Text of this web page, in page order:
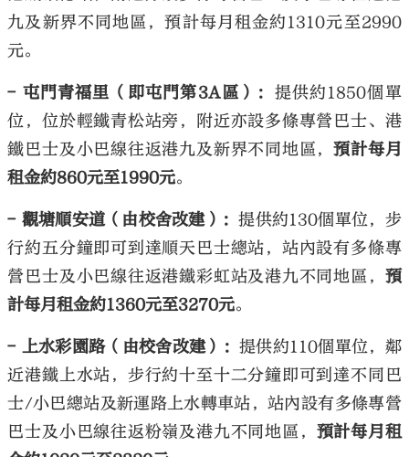
九及新界不同地區，預計每月租金約1310元至2990
元。
- 屯門青福里（即屯門第3A區）： 提供約1850個單
位，位於輕鐵青松站旁，附近亦設多條專營巴士、港
鐵巴士及小巴線往返港九及新界不同地區，預計每月
租金約860元至1990元。
- 觀塘順安道（由校舍改建）：提供約130個單位，步
行約五分鐘即可到達順天巴士總站，站內設有多條專
營巴士及小巴線往返港鐵彩虹站及港九不同地區， 預
計每月租金約1360元至3270元。
- 上水彩園路（由校舍改建）： 提供約110個單位，鄰
近港鐵上水站，步行約十至十二分鐘即可到達不同巴
士/小巴總站及新運路上水轉車站，站內設有多條專營
巴士及小巴線往返粉嶺及港九不同地區， 預計每月租